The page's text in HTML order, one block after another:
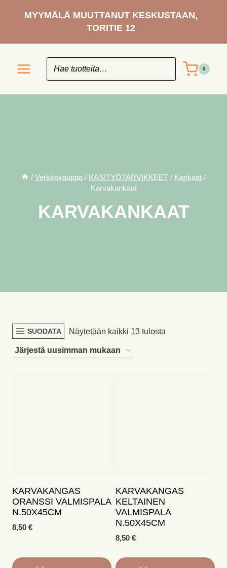
sisältöönMYYMÄLÄ MUUTTANUT KESKUSTAAN,
TORITIE 12
0
/ Verkkokauppa / KÄSITYÖ­TARVIKKEET / Kankaat /
Karvakankaat
KARVAKANKAAT
SUODATA Näytetään kaikki 13 tulosta
KARVAKANGAS
ORANSSI VALMISPALA
N.50X45CM
8,50 €
KARVAKANGAS
KELTAINEN
VALMISPALA
N.50X45CM
8,50 €